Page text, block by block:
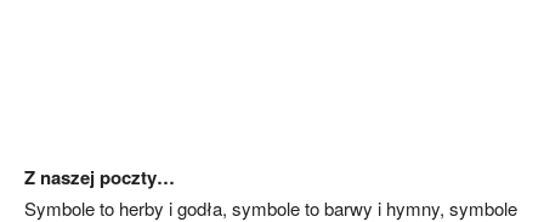
Z naszej poczty…
Symbole to herby i godła, symbole to barwy i hymny, symbole